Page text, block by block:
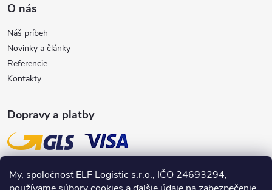
My, spoločnosť ELF Logistic s.r.o., IČO 24693294,
y
v
ý
p
i
s
u
O nás
Náš príbeh
Novinky a články
Referencie
Kontakty
Dopravy a platby